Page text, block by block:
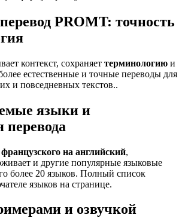
PROMT: точность
контекст, сохраняет терминологию и
естественные и точные переводы для
и повседневных текстов..
языки и
перевода
французского на английский,
и другие популярные языковые
более 20 языков. Полный список
языков на странице.
и озвучкой